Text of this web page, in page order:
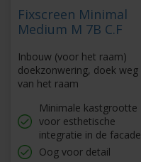
Fixscreen Minimal
Medium M 7B C.F
Inbouw (voor het raam)
doekzonwering, doek weg
van het raam
Minimale kastgrootte
voor esthetische
integratie in de facade
Oog voor detail